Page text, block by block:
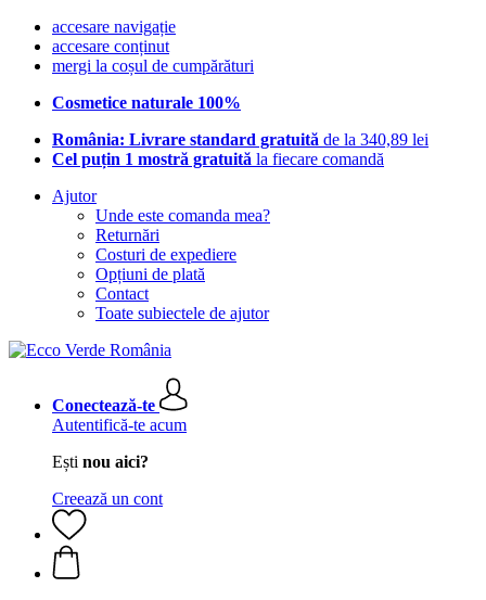
accesare navigație
accesare conținut
mergi la coșul de cumpărături
Cosmetice naturale 100%
România: Livrare standard gratuită de la 340,89 lei
Cel puțin 1 mostră gratuită la fiecare comandă
Ajutor
Unde este comanda mea?
Returnări
Costuri de expediere
Opțiuni de plată
Contact
Toate subiectele de ajutor
Conectează-te
Autentifică-te acum
Ești nou aici?
Creează un cont